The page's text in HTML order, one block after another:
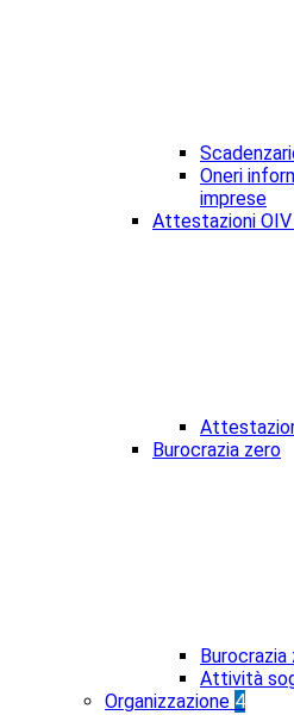
Oneri
imprese
Attestazioni
Burocrazia zero
Burocrazia
Attività
Organizzazione 4